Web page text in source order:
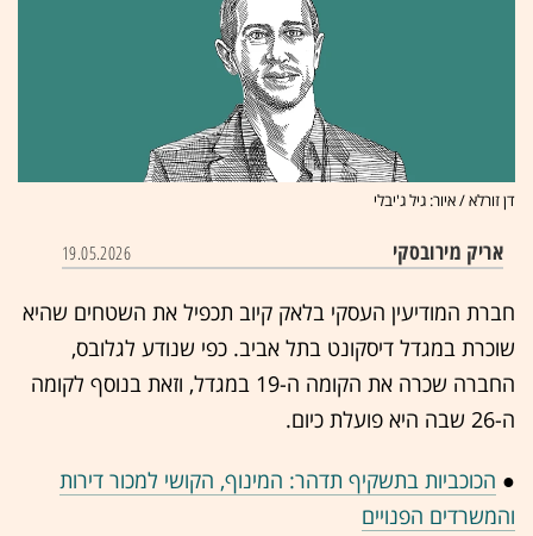
דן זורלא / איור: גיל ג'יבלי
אריק מירובסקי 19.05.2026
חברת המודיעין העסקי בלאק קיוב תכפיל את השטחים שהיא
שוכרת במגדל דיסקונט בתל אביב. כפי שנודע לגלובס,
החברה שכרה את הקומה ה-19 במגדל, וזאת בנוסף לקומה
ה-26 שבה היא פועלת כיום.
● הכוכביות בתשקיף תדהר: המינוף, הקושי למכור דירות
והמשרדים הפנויים